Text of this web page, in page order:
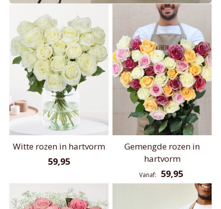
Witte rozen in hartvorm
59,95
Gemengde rozen in
hartvorm
Vanaf 59,95